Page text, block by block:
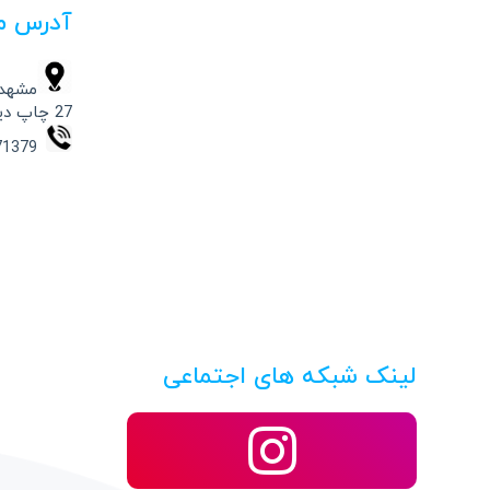
آدرس
27 چاپ دیجیتال حامد
لینک شبکه های اجتماعی